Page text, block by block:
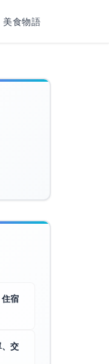
美食物語
住宿
交